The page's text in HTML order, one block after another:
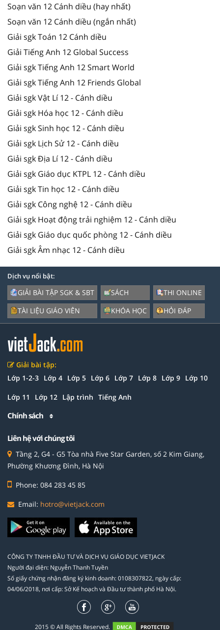
Soạn văn 12 Cánh diều (hay nhất)
Soạn văn 12 Cánh diều (ngắn nhất)
Giải sgk Toán 12 Cánh diều
Giải Tiếng Anh 12 Global Success
Giải sgk Tiếng Anh 12 Smart World
Giải sgk Tiếng Anh 12 Friends Global
Giải sgk Vật Lí 12 - Cánh diều
Giải sgk Hóa học 12 - Cánh diều
Giải sgk Sinh học 12 - Cánh diều
Giải sgk Lịch Sử 12 - Cánh diều
Giải sgk Địa Lí 12 - Cánh diều
Giải sgk Giáo dục KTPL 12 - Cánh diều
Giải sgk Tin học 12 - Cánh diều
Giải sgk Công nghệ 12 - Cánh diều
Giải sgk Hoạt động trải nghiệm 12 - Cánh diều
Giải sgk Giáo dục quốc phòng 12 - Cánh diều
Giải sgk Âm nhạc 12 - Cánh diều
Dịch vụ nổi bật:
GIẢI BÀI TẬP SGK & SBT
TÀI LIỆU GIÁO VIÊN
SÁCH
KHÓA HỌC
THI ONLINE
HỎI ĐÁP
Giải bài tập:
Lớp 1-2-3 Lớp 4 Lớp 5 Lớp 6 Lớp 7 Lớp 8 Lớp 9 Lớp 10
Lớp 11 Lớp 12 Lập trình Tiếng Anh
Chính sách
Liên hệ với chúng tôi
Tầng 2, G4 - G5 Tòa nhà Five Star Garden, số 2 Kim Giang,
Phường Khương Đình, Hà Nội
Phone: 084 283 45 85
Email: hotro@vietjack.com
CÔNG TY TNHH ĐẦU TƯ VÀ DỊCH VỤ GIÁO DỤC VIETJACK
Người đại diện: Nguyễn Thanh Tuyền
Số giấy chứng nhận đăng ký kinh doanh: 0108307822, ngày cấp:
04/06/2018, nơi cấp: Sở Kế hoạch và Đầu tư thành phố Hà Nội.
2015 © All Rights Reserved.